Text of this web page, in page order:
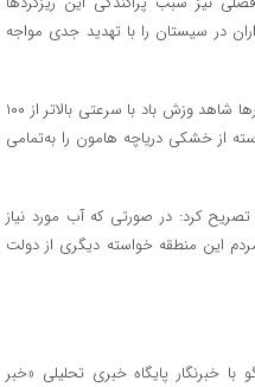
در سیستان را با تهدید جدی مواجه
شهرکی عنوان کرد: متأسفانه در این منطقه بارها شاهد وزش باد با سرعتی بالاتر از ۱۰۰
از خشکی دریاچه هامون را به‌تمامی
کرد: در صورتی که آب مورد نیاز
این منطقه خواسته دیگری از دولت
خبرنگار پایگاه خبری‌ تحلیلی «خبر